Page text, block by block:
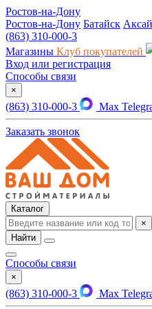
Ростов-на-Дону
Ростов-на-Дону Батайск Аксай
(863) 310-000-3
Магазины Клуб покупателей
Вход или регистрация
Способы связи
×
(863) 310-000-3 Max
Заказать звонок
Каталог
×
Найти
Способы связи
×
(863) 310-000-3 Max